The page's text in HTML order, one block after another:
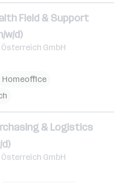
Field & Support
w/d)
GmbH
Homeoffice
& Logistics
GmbH